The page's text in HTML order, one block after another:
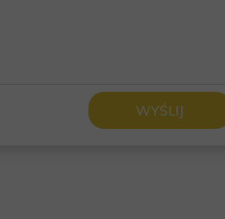
WYŚLIJ